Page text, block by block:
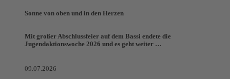
Sonne von oben und in den Herzen
Mit großer Abschlussfeier auf dem Bassi endete die
Jugendaktionswoche 2026 und es geht weiter …
09.07.2026